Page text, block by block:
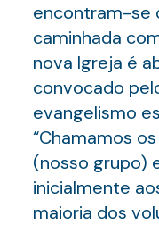
encontram-se
caminhada
nova Igreja é
convocado
evangelismo
“Chamamos
(nosso grupo)
inicialmente
maioria dos